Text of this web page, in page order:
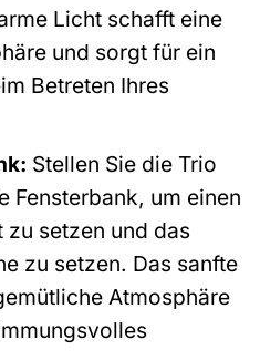
Licht schafft eine
und sorgt für ein
Betreten Ihres
Stellen Sie die Trio
Fensterbank, um einen
setzen und das
zu setzen. Das sanfte
Atmosphäre